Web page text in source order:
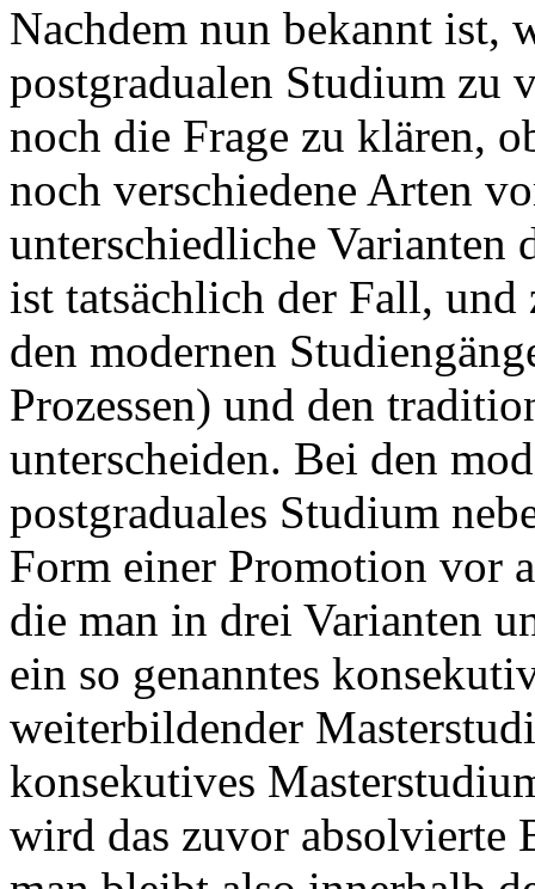
Nachdem nun bekannt ist,
postgradualen Studium zu
noch die Frage zu klären,
noch verschiedene Arten
unterschiedliche Varianten
ist tatsächlich der Fall,
den modernen
Prozessen) und den
unterscheiden. Bei den
postgraduales Studium
Form einer Promotion vor
die man in drei Varianten
ein so genanntes
weiterbildender
konsekutives
wird das zuvor absolvierte